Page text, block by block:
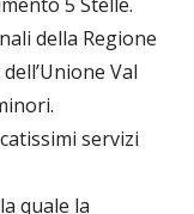
della Regione
Val
servizi
quale la